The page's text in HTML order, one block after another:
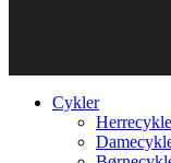
Cykler